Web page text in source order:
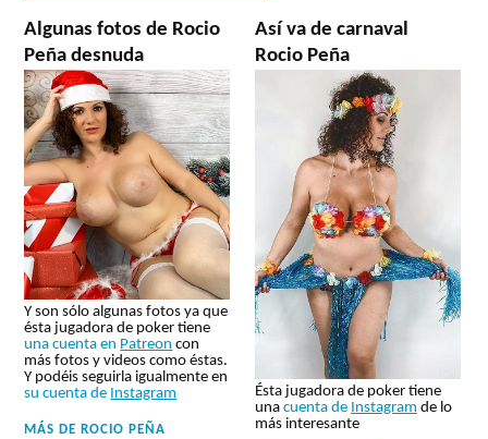
Algunas fotos de Rocio
Peña desnuda
Y son sólo algunas fotos ya que
ésta jugadora de poker tiene
una cuenta en Patreon con
más fotos y videos como éstas.
Y podéis seguirla igualmente en
su cuenta de Instagram
MÁS DE ROCIO PEÑA
Así va de carnaval
Rocio Peña
Ésta jugadora de poker tiene
unacuenta de Instagram de lo
más interesante